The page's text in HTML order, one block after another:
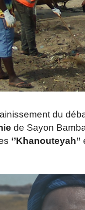
du
de Sayon
‘’Khanouteyah’’